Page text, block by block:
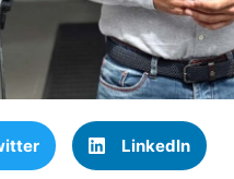
LinkedIn